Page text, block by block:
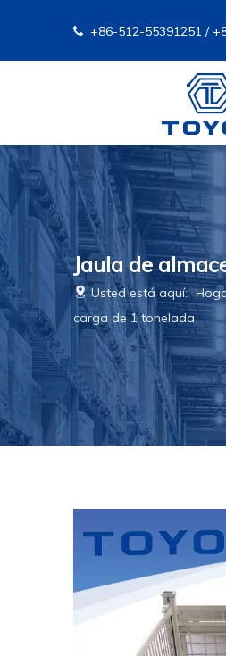
 +86-512-55391251 /
Jaula de
Usted está aquí:
carga de 1 tonelada